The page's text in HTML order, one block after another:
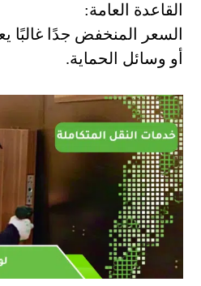
القاعدة العامة:
السعر المنخفض جدًا غالبًا
أو وسائل الحماية.